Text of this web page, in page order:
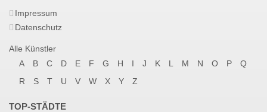
Impressum
Datenschutz
Alle Künstler
A
B C D E F G H I J K L M N O P
Q
R
S T U V W X Y Z
TOP-STÄDTE